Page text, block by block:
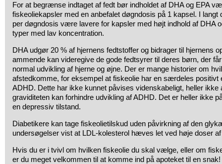
For at begrænse indtaget af fedt bør indholdet af DHA og EPA
fiskeoliekapsler med en anbefalet døgndosis på 1 kapsel. I
per døgndosis være lavere for kapsler med højt indhold af DHA
typer med lav koncentration.
DHA udgør 20 % af hjernens fedtstoffer og bidrager til hjernens
ammende kan videregive de gode fedtsyrer til deres børn, der
normal udvikling af hjerne og øjne. Der er mange historier om
afstedkomme, for eksempel at fiskeolie har en særdeles positivt
ADHD. Dette har ikke kunnet påvises videnskabeligt, heller ikke
graviditeten kan forhindre udvikling af ADHD. Det er heller ikke
en depressiv tilstand.
Diabetikere kan tage fiskeolietilskud uden påvirkning af den
undersøgelser vist at LDL-kolesterol hæves let ved høje doser
Hvis du er i tvivl om hvilken fiskeolie du skal vælge, eller om
er du meget velkommen til at komme ind på apoteket til en snak!